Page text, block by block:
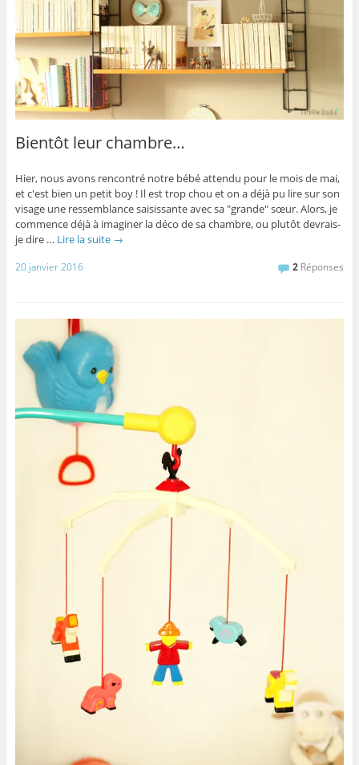
Bientôt leur chambre…
Hier, nous avons rencontré notre bébé attendu pour le mois de mai,
et c'est bien un petit boy ! Il est trop chou et on a déjà pu lire sur son
visage une ressemblance saisissante avec sa "grande" sœur. Alors, je
commence déjà à imaginer la déco de sa chambre, ou plutôt devrais-
je dire … Lire la suite →
20 janvier 2016 2 Réponses